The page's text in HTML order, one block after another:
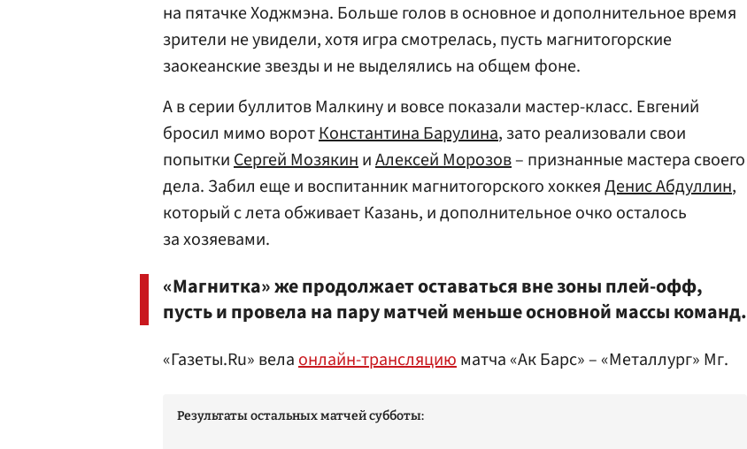
на пятачке Ходжмэна. Больше голов в основное и дополнительное время
зрители не увидели, хотя игра смотрелась, пусть магнитогорские
заокеанские звезды и не выделялись на общем фоне.
А в серии буллитов Малкину и вовсе показали мастер-класс. Евгений
бросил мимо воротКонстантина Барулина, зато реализовали свои
попыткиСергей МозякиниАлексей Морозов– признанные мастера своего
дела. Забил еще и воспитанник магнитогорского хоккеяДенис Абдуллин,
который с лета обживает Казань, и дополнительное очко осталось
за хозяевами.
«Магнитка» же продолжает оставаться вне зоны плей-офф,
пусть и провела на пару матчей меньше основной массы команд.
«Газеты.Ru» велаонлайн-трансляциюматча «Ак Барс» – «Металлург» Мг.
Результаты остальных матчей субботы: